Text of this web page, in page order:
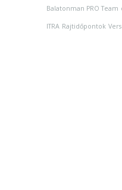
Balatonman PRO Team
ITRA Rajtidőpontok